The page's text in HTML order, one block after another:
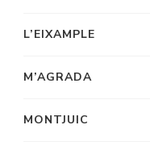
L’EIXAMPLE
M’AGRADA
MONTJUIC